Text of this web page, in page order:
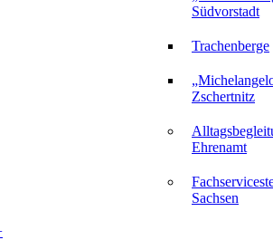
Südvorstadt
Trachenberge
Zschertnitz
Ehrenamt
Sachsen